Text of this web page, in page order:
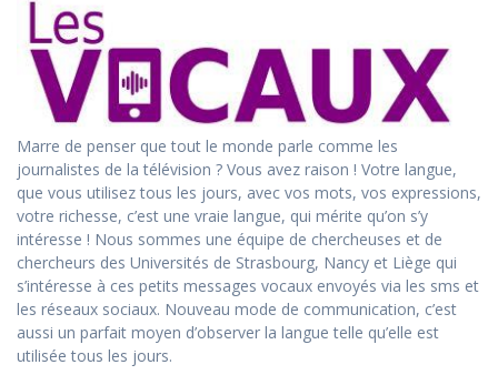
Marre de penser que tout le monde parle comme les
journalistes de la télévision ? Vous avez raison ! Votre langue,
que vous utilisez tous les jours, avec vos mots, vos expressions,
votre richesse, c’est une vraie langue, qui mérite qu’on s’y
intéresse ! Nous sommes une équipe de chercheuses et de
chercheurs des Universités de Strasbourg, Nancy et Liège qui
s’intéresse à ces petits messages vocaux envoyés via les sms et
les réseaux sociaux. Nouveau mode de communication, c’est
aussi un parfait moyen d’observer la langue telle qu’elle est
utilisée tous les jours.